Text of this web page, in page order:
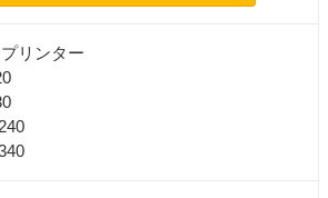
リンター